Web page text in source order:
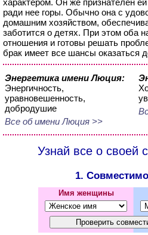
характером. Он же признателен ей
ради нее горы. Обычно она с
домашним хозяйством,
заботится о детях. При этом оба
отношения и готовы решать
брак имеет все шансы оказаться
Энергетика имени Люция:
Энергичность,
уравновешенность,
добродушие
Все об имени Люция >>
Узнай все о своей
1.
Имя женщины